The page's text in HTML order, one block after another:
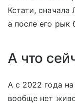
Кстати,
а после его рык
А что
А с 2022 года
вообще нет